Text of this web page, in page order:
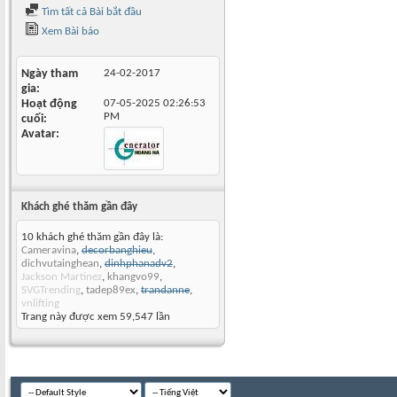
Tìm tất cả Bài bắt đầu
Xem Bài báo
Ngày tham
gia
24-02-2017
Hoạt động
cuối
07-05-2025 02:26:53
PM
Avatar
Khách ghé thăm gần đây
10 khách ghé thăm gần đây là:
Cameravina, decorbanghieu,
dichvutainghean, dinhphanadv2,
Jackson Martinez, khangvo99,
SVGTrending, tadep89ex, trandanne,
vnlifting
Trang này được xem 59,547 lần